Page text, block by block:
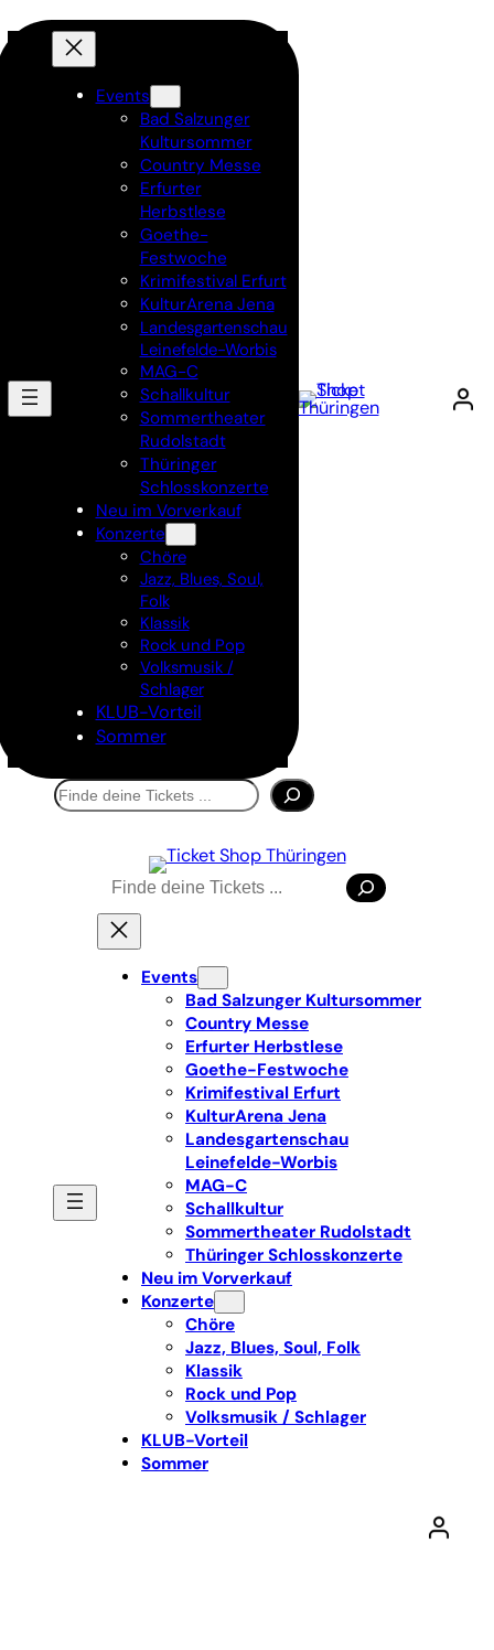
Events
Bad Salzunger
Kultursommer
Country Messe
Erfurter
Herbstlese
Goethe-
Festwoche
Krimifestival Erfurt
KulturArena Jena
Landesgartenschau
Leinefelde-Worbis
MAG-C
Schallkultur
Sommertheater
Rudolstadt
Thüringer
Schlosskonzerte
Neu im Vorverkauf
Konzerte
Chöre
Jazz, Blues, Soul,
Folk
Klassik
Rock und Pop
Volksmusik /
Schlager
KLUB-Vorteil
Sommer
Suchen
Suchen
Events
Bad Salzunger Kultursommer
Country Messe
Erfurter Herbstlese
Goethe-Festwoche
Krimifestival Erfurt
KulturArena Jena
Landesgartenschau
Leinefelde-Worbis
MAG-C
Schallkultur
Sommertheater Rudolstadt
Thüringer Schlosskonzerte
Neu im Vorverkauf
Konzerte
Chöre
Jazz, Blues, Soul, Folk
Klassik
Rock und Pop
Volksmusik / Schlager
KLUB-Vorteil
Sommer
Tickets kaufen